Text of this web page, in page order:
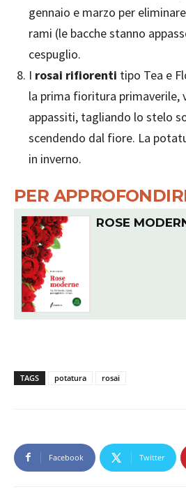
gennaio e marzo per
rami (le bacche stanno
cespuglio.
I rosai rifiorenti tipo Tea e
la prima fioritura primaverile,
appassiti, tagliando lo stelo
scendendo dal fiore. La
in inverno.
PER
ROSE
TAGS potatura rosai
Facebook Twitter